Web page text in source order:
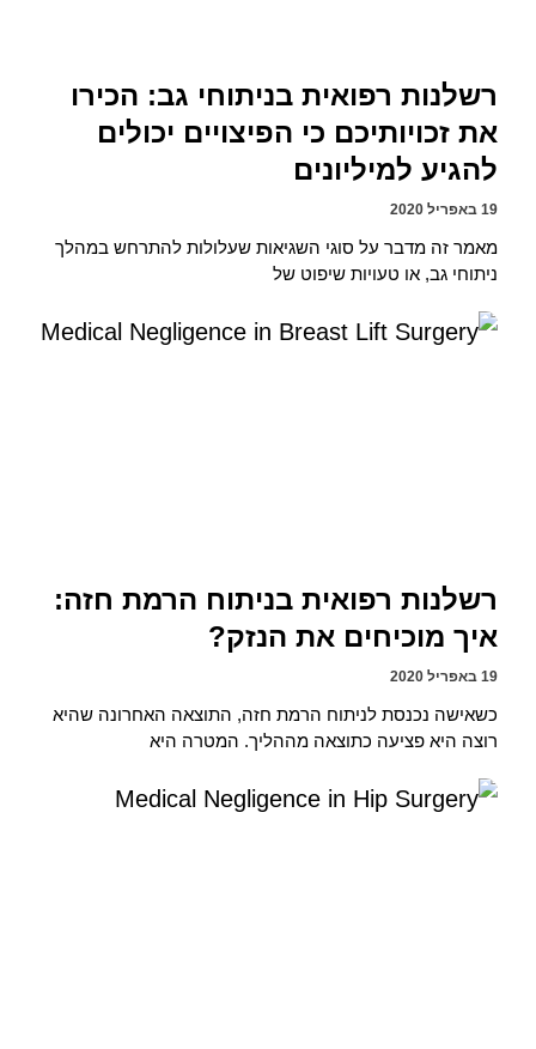
רשלנות רפואית בניתוחי גב: הכירו
את זכויותיכם כי הפיצויים יכולים
להגיע למיליונים
19 באפריל 2020
מאמר זה מדבר על סוגי השגיאות שעלולות להתרחש במהלך
ניתוחי גב, או טעויות שיפוט של
רשלנות רפואית בניתוח הרמת חזה:
איך מוכיחים את הנזק?
19 באפריל 2020
כשאישה נכנסת לניתוח הרמת חזה, התוצאה האחרונה שהיא
רוצה היא פציעה כתוצאה מההליך. המטרה היא